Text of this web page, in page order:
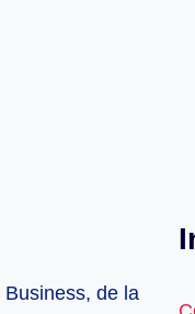
de la